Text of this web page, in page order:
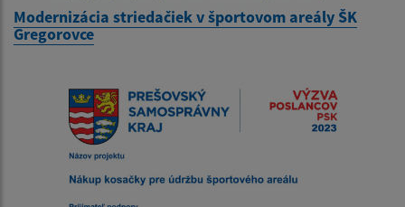
Modernizácia striedačiek v športovom areály ŠK
Gregorovce